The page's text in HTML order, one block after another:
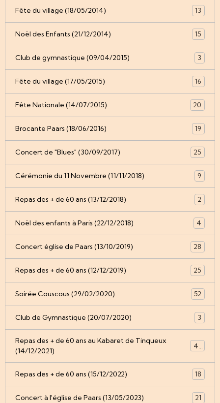
Fête du village (18/05/2014) 13
Noël des Enfants (21/12/2014) 15
Club de gymnastique (09/04/2015) 3
Fête du village (17/05/2015) 16
Fête Nationale (14/07/2015) 20
Brocante Paars (18/06/2016) 19
Concert de "Blues" (30/09/2017) 25
Cérémonie du 11 Novembre (11/11/2018) 9
Repas des + de 60 ans (13/12/2018) 2
Noël des enfants à Paris (22/12/2018) 4
Concert église de Paars (13/10/2019) 28
Repas des + de 60 ans (12/12/2019) 25
Soirée Couscous (29/02/2020) 52
Club de Gymnastique (20/07/2020) 3
Repas des + de 60 ans au Kabaret de Tinqueux
(14/12/2021)
49
Repas des + de 60 ans (15/12/2022) 18
Concert à l'église de Paars (13/05/2023) 21